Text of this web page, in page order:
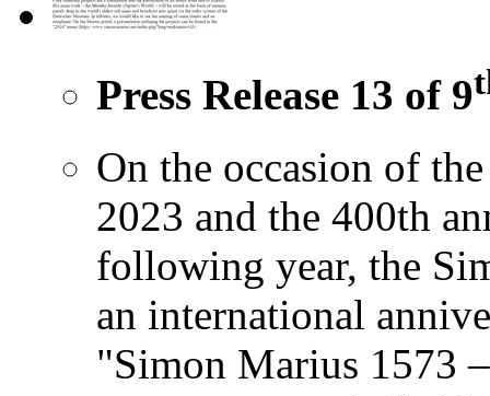
Press Release 13 of 9
On the occasion of
2023 and the 400th
following year, the
an international
"Simon Marius 1573